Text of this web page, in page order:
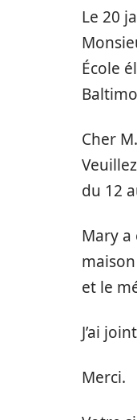
Le 20
École
Cher
du 12
Mary a
et le
J’ai
Merci.